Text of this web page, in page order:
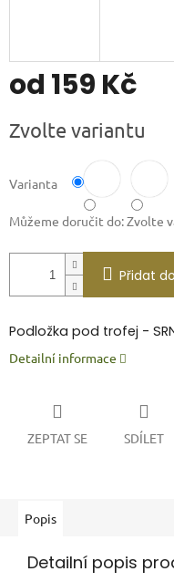
od 159 Kč
cena:
Zvolte variantu
Varianta
Můžeme doručit do:Zvolte
Přidat
Podložka pod trofej -
Detailní informace
ZEPTAT SE SDÍLET
Popis
Detailní popis